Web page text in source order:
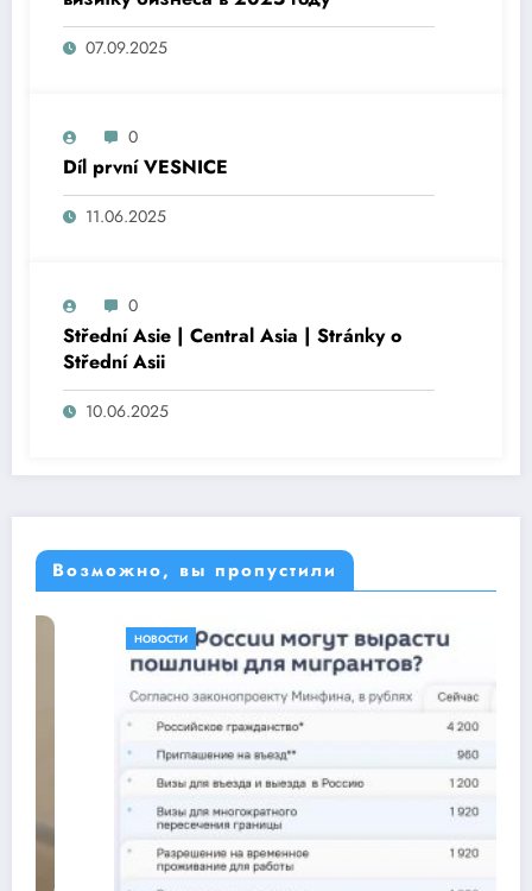
07.09.2025
0
Díl první VESNICE
11.06.2025
0
Střední Asie | Central Asia | Stránky o
Střední Asii
10.06.2025
Возможно, вы пропустили